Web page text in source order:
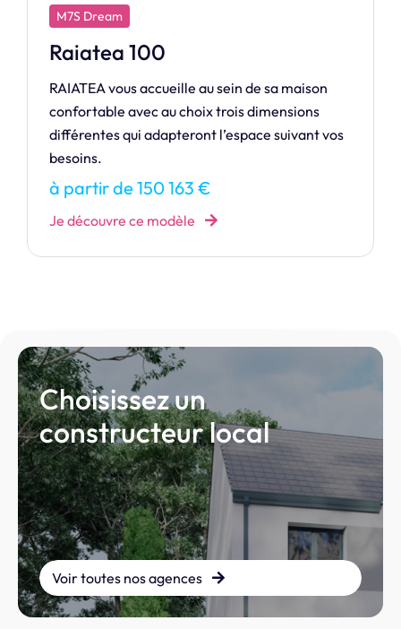
M7S Exclusive
Généreuse
105 m2 de bonheur…
à partir de 151 510 €
Je découvre ce modèle
Choisissez un
constructeur local
Voir toutes nos agences